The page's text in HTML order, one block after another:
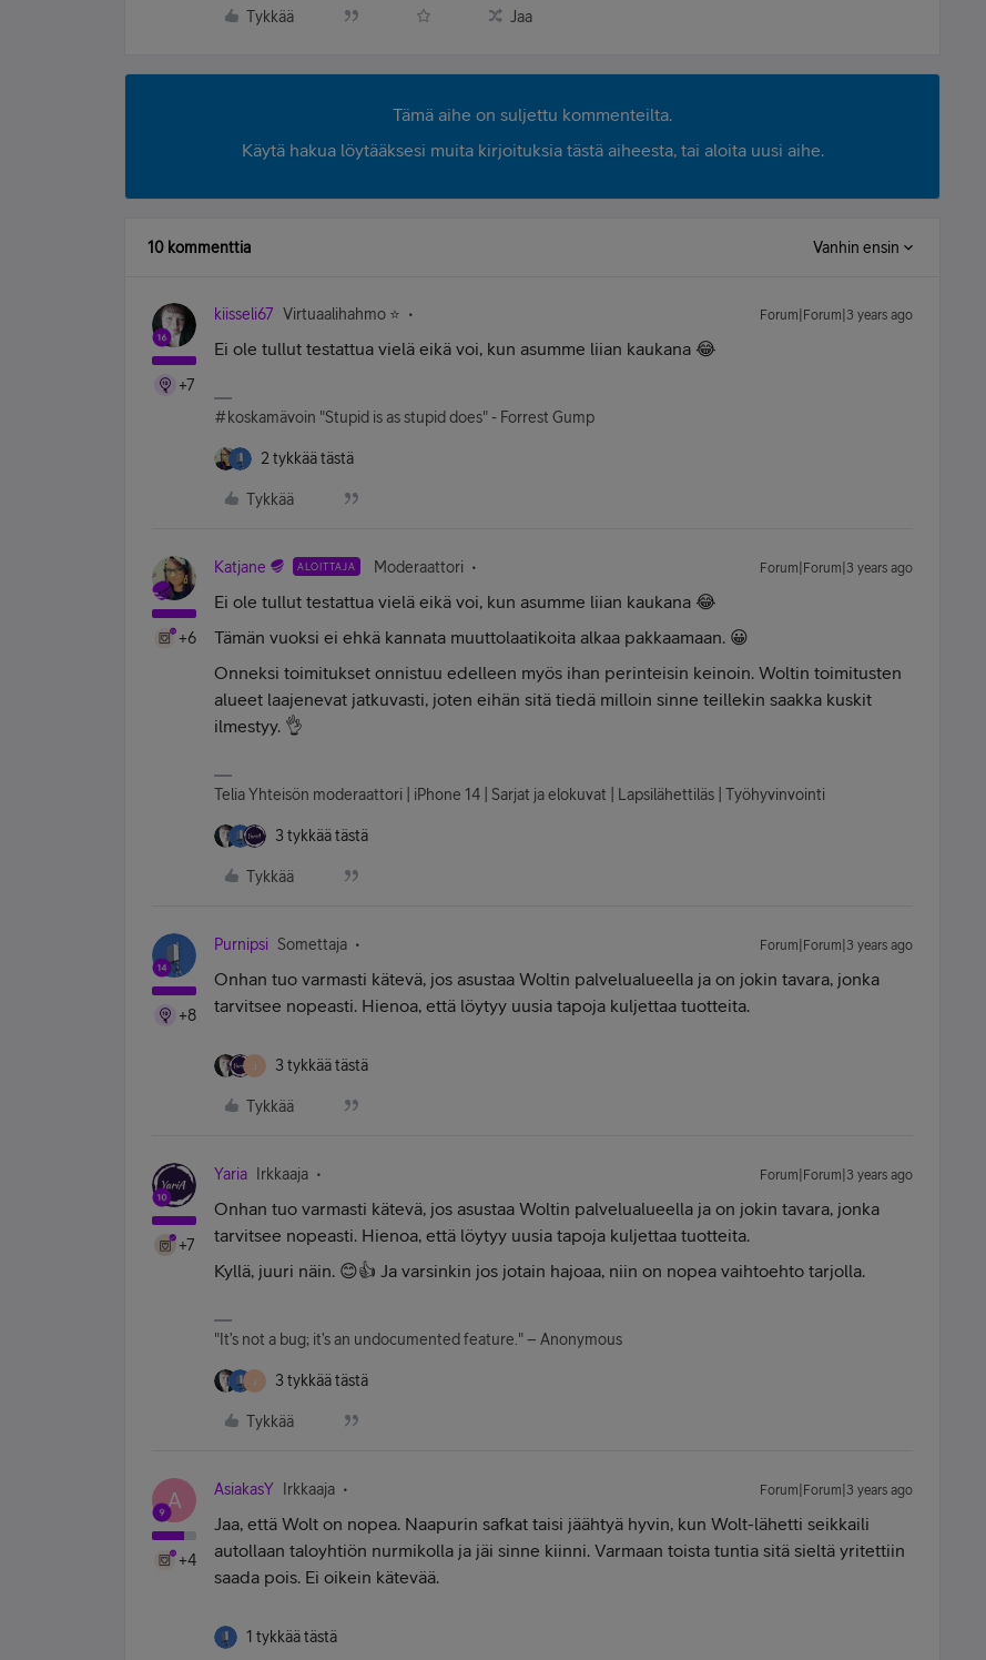
Tykkää Jaa
Tämä aihe on suljettu kommenteilta.
Käytä hakua löytääksesi muita kirjoituksia tästä aiheesta, tai aloita uusi aihe.
10 kommenttia Vanhin ensin
+7
kiisseli67 Virtuaalihahmo ⭐️ Forum|Forum|3 years ago
Ei ole tullut testattua vielä eikä voi, kun asumme liian kaukana 😂
#koskamävoin "Stupid is as stupid does" - Forrest Gump
2 tykkää tästä
Tykkää
+6
Katjane ALOITTAJA Moderaattori Forum|Forum|3 years ago
Ei ole tullut testattua vielä eikä voi, kun asumme liian kaukana 😂
Tämän vuoksi ei ehkä kannata muuttolaatikoita alkaa pakkaamaan. 😀
Onneksi toimitukset onnistuu edelleen myös ihan perinteisin keinoin. Woltin toimitusten
alueet laajenevat jatkuvasti, joten eihän sitä tiedä milloin sinne teillekin saakka kuskit
ilmestyy. 👌
Telia Yhteisön moderaattori | iPhone 14 | Sarjat ja elokuvat | Lapsilähettiläs | Työhyvinvointi
3 tykkää tästä
Tykkää
+8
Purnipsi Somettaja Forum|Forum|3 years ago
Onhan tuo varmasti kätevä, jos asustaa Woltin palvelualueella ja on jokin tavara, jonka
tarvitsee nopeasti. Hienoa, että löytyy uusia tapoja kuljettaa tuotteita.
J 3 tykkää tästä
Tykkää
+7
Yaria Irkkaaja Forum|Forum|3 years ago
Onhan tuo varmasti kätevä, jos asustaa Woltin palvelualueella ja on jokin tavara, jonka
tarvitsee nopeasti. Hienoa, että löytyy uusia tapoja kuljettaa tuotteita.
Kyllä, juuri näin. 😊👍 Ja varsinkin jos jotain hajoaa, niin on nopea vaihtoehto tarjolla.
"It’s not a bug; it’s an undocumented feature." – Anonymous
J 3 tykkää tästä
Tykkää
A
+4
AsiakasY Irkkaaja Forum|Forum|3 years ago
Jaa, että Wolt on nopea. Naapurin safkat taisi jäähtyä hyvin, kun Wolt-lähetti seikkaili
autollaan taloyhtiön nurmikolla ja jäi sinne kiinni. Varmaan toista tuntia sitä sieltä yritettiin
saada pois. Ei oikein kätevää.
1 tykkää tästä